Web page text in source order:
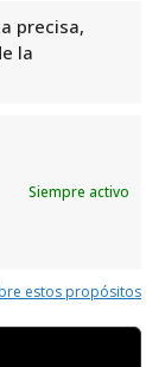
precisa,
la
Siempre activo
estos propósitos
es una
1,1 y
con la
Su
en una
financieros